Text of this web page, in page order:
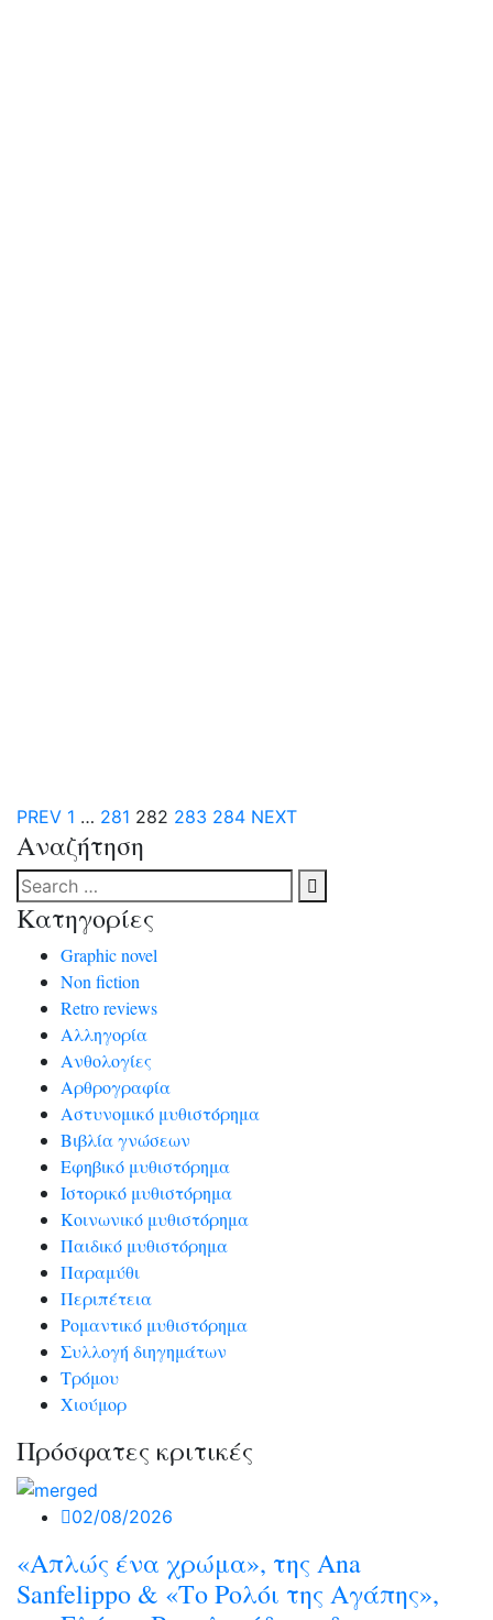
PREV 1 … 281 282 283 284 NEXT
Αναζήτηση
Κατηγορίες
Graphic novel
Non fiction
Retro reviews
Αλληγορία
Ανθολογίες
Αρθρογραφία
Αστυνομικό μυθιστόρημα
Βιβλία γνώσεων
Εφηβικό μυθιστόρημα
Ιστορικό μυθιστόρημα
Κοινωνικό μυθιστόρημα
Παιδικό μυθιστόρημα
Παραμύθι
Περιπέτεια
Ρομαντικό μυθιστόρημα
Συλλογή διηγημάτων
Τρόμου
Χιούμορ
Πρόσφατες κριτικές
02/08/2026
«Απλώς ένα χρώμα», της Ana
Sanfelippo & «Το Ρολόι της Αγάπης»,